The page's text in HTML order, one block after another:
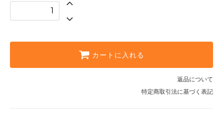
カートに入れる
返品について
特定商取引法に基づく表記